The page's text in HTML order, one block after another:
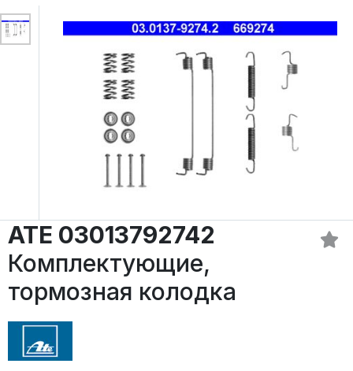
ATE 03013792742
Комплектующие,
тормозная колодка